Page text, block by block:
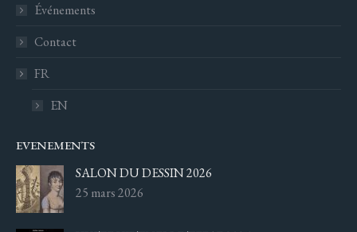
Événements
Contact
FR
EN
EVENEMENTS
SALON DU DESSIN 2026
25 mars 2026